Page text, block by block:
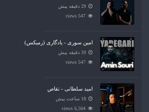
29 دقیقه پیش
547 views
امین سوری - یادگاری (رمیکس)
39 دقیقه پیش
547 views
امید سلطانی - تقاص
18 ساعت پیش
6,564 views